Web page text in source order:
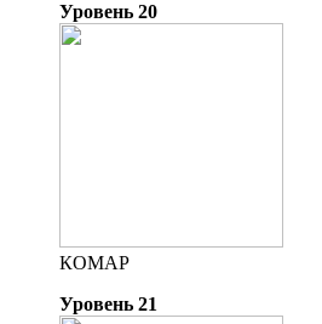
Уровень 20
КОМАР
Уровень 21